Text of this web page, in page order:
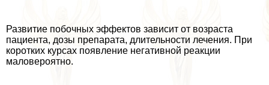
Развитие побочных эффектов зависит от возраста
пациента, дозы препарата, длительности лечения. При
коротких курсах появление негативной реакции
маловероятно.